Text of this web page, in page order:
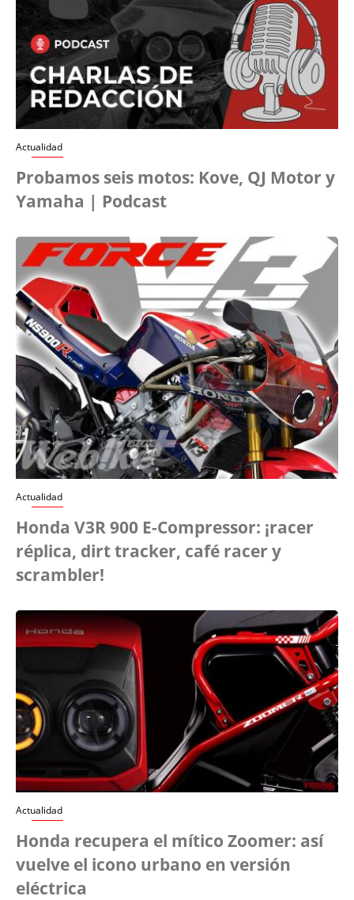
Actualidad
Probamos seis motos: Kove, QJ Motor y
Yamaha | Podcast
Actualidad
Honda V3R 900 E-Compressor: ¡racer
réplica, dirt tracker, café racer y
scrambler!
Actualidad
Honda recupera el mítico Zoomer: así
vuelve el icono urbano en versión
eléctrica